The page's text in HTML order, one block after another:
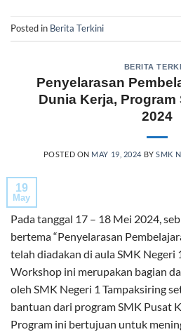
Posted in Berita Terkini
BERITA
Penyelarasan
Dunia Kerja, Program
2024
POSTED ON MAY 19, 2024 BYSMK
19
May
Pada tanggal 17 – 18 Mei 2024,
bertema “Penyelarasan
telah diadakan di aula SMK Negeri
Workshop ini merupakan bagian
oleh SMK Negeri 1 Tampaksiring
bantuan dari program SMK Pusat
Program ini bertujuan untuk